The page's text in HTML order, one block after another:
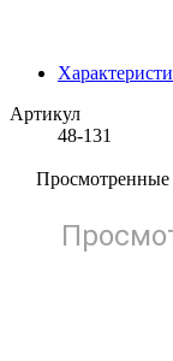
Артикул
48-131
Просмотренные